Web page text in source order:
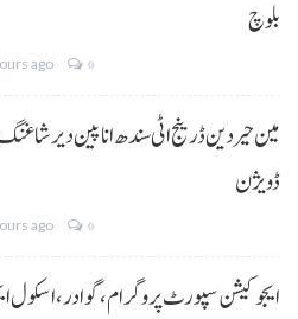
بلوچ
ago 0
مین حیردین ڈرینج اٹی سندھ انا پین دیر
ڈویژن
ago 0